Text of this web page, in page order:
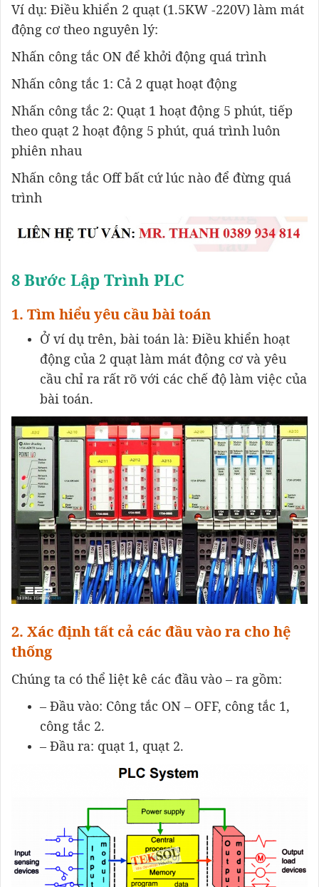
Ví dụ: Điều khiển 2 quạt (1.5KW -220V) làm mát
động cơ theo nguyên lý:
Nhấn công tắc ON để khởi động quá trình
Nhấn công tắc 1: Cả 2 quạt hoạt động
Nhấn công tắc 2: Quạt 1 hoạt động 5 phút, tiếp
theo quạt 2 hoạt động 5 phút, quá trình luôn
phiên nhau
Nhấn công tắc Off bất cứ lúc nào để đừng quá
trình
8 Bước Lập Trình PLC
1. Tìm hiểu yêu cầu bài toán
Ở ví dụ trên, bài toán là: Điều khiển hoạt
động của 2 quạt làm mát động cơ và yêu
cầu chỉ ra rất rõ với các chế độ làm việc của
bài toán.
2. Xác định tất cả các đầu vào ra cho hệ
thống
Chúng ta có thể liệt kê các đầu vào – ra gồm:
– Đầu vào: Công tắc ON – OFF, công tắc 1,
công tắc 2.
– Đầu ra: quạt 1, quạt 2.